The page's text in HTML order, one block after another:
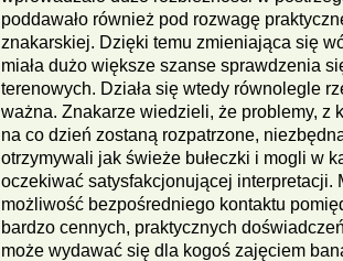
poddawało również pod rozwagę
znakarskiej. Dzięki temu zmieniająca się
miała dużo większe szanse sprawdzenia
terenowych. Działa się wtedy równolegle
ważna. Znakarze wiedzieli, że problemy, z
na co dzień zostaną rozpatrzone,
otrzymywali jak świeże bułeczki i mogli w
oczekiwać satysfakcjonującej interpretacji.
możliwość bezpośredniego kontaktu
bardzo cennych, praktycznych
może wydawać się dla kogoś zajęciem